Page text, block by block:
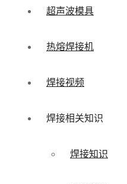
超声波模具
热熔焊接机
焊接视频
焊接相关知识
焊接知识